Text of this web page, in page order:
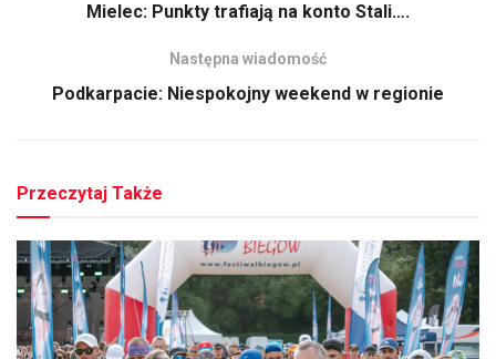
Mielec: Punkty trafiają na konto Stali….
Następna wiadomość
Podkarpacie: Niespokojny weekend w regionie
Przeczytaj Także